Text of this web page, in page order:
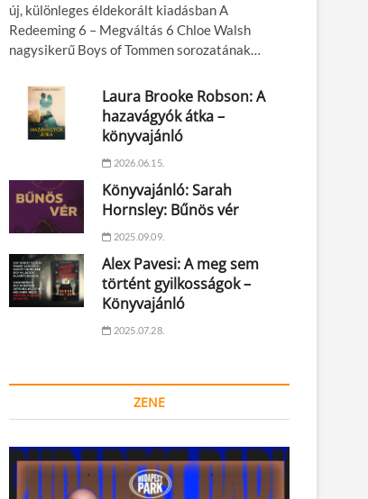
új, különleges éldekorált kiadásban A
Redeeming 6 – Megváltás 6 Chloe Walsh
nagysikerű Boys of Tommen sorozatának…
Laura Brooke Robson: A
hazavágyók átka –
könyvajánló
2026.06.15.
Könyvajánló: Sarah
Hornsley: Bűnös vér
2025.09.09.
Alex Pavesi: A meg sem
történt gyilkosságok –
Könyvajánló
2025.07.28.
ZENE